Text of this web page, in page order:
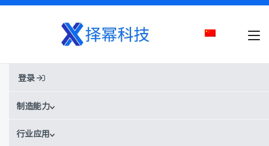
登录
制造能力
行业应用
Home»
CNC加工指南